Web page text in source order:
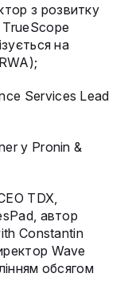
з розвитку
на
Services Lead
у Pronin &
TDX,
автор
Constantin
Wave
обсягом